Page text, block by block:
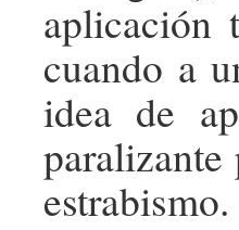
aplicación
cuando a
idea de
paralizante
estrabismo.